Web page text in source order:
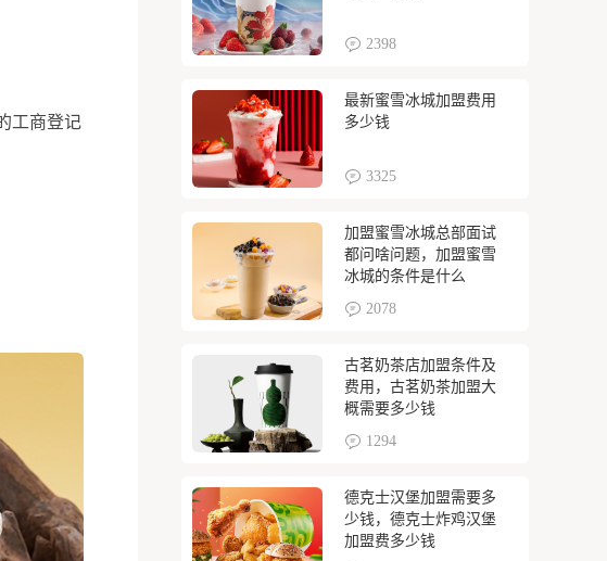
工商登记
2398
最新蜜雪冰城加盟费用
多少钱
3325
加盟蜜雪冰城总部面试
都问啥问题，加盟蜜雪
冰城的条件是什么
2078
古茗奶茶店加盟条件及
费用，古茗奶茶加盟大
概需要多少钱
1294
德克士汉堡加盟需要多
少钱，德克士炸鸡汉堡
加盟费多少钱